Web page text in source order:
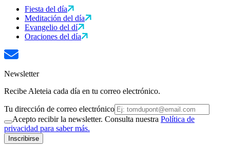
Fiesta del día
Meditación del día
Evangelio del dí
Oraciones del día
Newsletter
Recibe Aleteia cada día en tu correo electrónico.
Tu dirección de correo electrónico
Acepto recibir la newsletter. Consulta nuestra Política de
privacidad para saber más.
Inscribirse